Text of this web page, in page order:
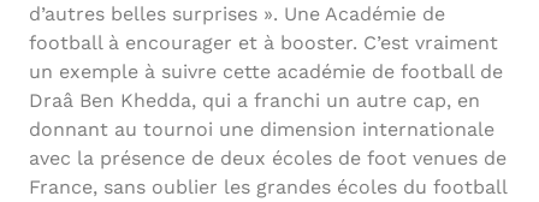
d’autres belles surprises ». Une Académie de
football à encourager et à booster. C’est vraiment
un exemple à suivre cette académie de football de
Draâ Ben Khedda, qui a franchi un autre cap, en
donnant au tournoi une dimension internationale
avec la présence de deux écoles de foot venues de
France, sans oublier les grandes écoles du football